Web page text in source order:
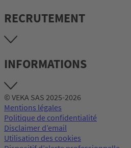
RECRUTEMENT
INFORMATIONS
© VEKA SAS 2025-2026
Mentions légales
Politique de confidentialité
Disclaimer d’email
Utilisation des cookies